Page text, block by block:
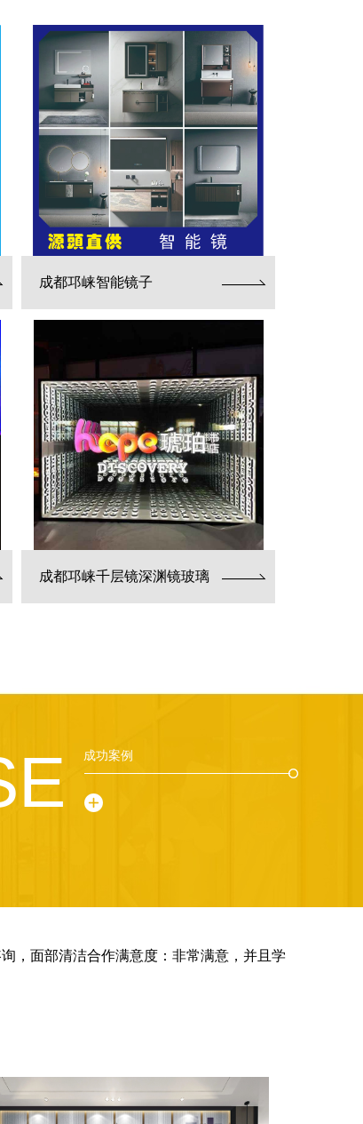
成都邛崃智能镜子
成都邛崃千层镜深渊镜玻璃
成功案例
，面部清洁合作满意度：非常满意，并且学